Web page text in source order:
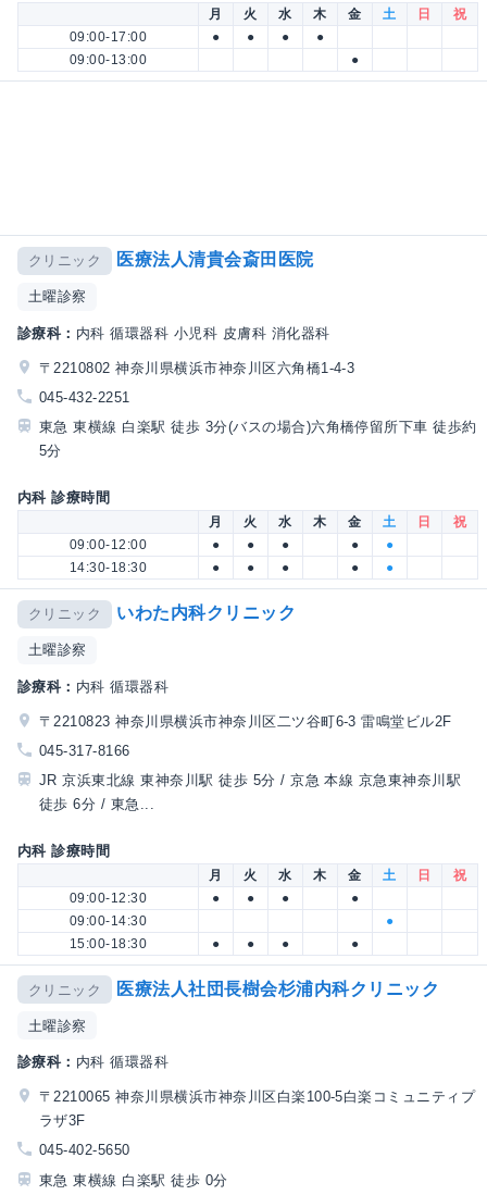
月 火 水 木 金 土 日
祝
09:00-17:00
● ● ●
●
09:00-13:00
●
クリニック 医療法人清貴会斎田医院
土曜診察
診療科： 内科 循環器科 小児科 皮膚科 消化器科
〒2210802 神奈川県横浜市神奈川区六角橋1-4-3
045-432-2251
東急 東横線 白楽駅 徒歩 3分(バスの場合)六角橋停留所下車 徒歩約
5分
内科 診療時間
月 火 水 木 金 土 日
祝
09:00-12:00
● ● ● ●
●
14:30-18:30
● ● ● ● ●
クリニック いわた内科クリニック
土曜診察
診療科： 内科 循環器科
〒2210823 神奈川県横浜市神奈川区二ツ谷町6-3 雷鳴堂ビル2F
045-317-8166
JR 京浜東北線 東神奈川駅 徒歩 5分 / 京急 本線 京急東神奈川駅
徒歩 6分 / 東急...
内科 診療時間
月 火 水 木 金 土 日
祝
09:00-12:30
● ● ●
●
09:00-14:30
●
15:00-18:30
● ● ● ●
クリニック 医療法人社団長樹会杉浦内科クリニック
土曜診察
診療科： 内科 循環器科
〒2210065 神奈川県横浜市神奈川区白楽100-5白楽コミュニティプ
ラザ3F
045-402-5650
東急 東横線 白楽駅 徒歩 0分